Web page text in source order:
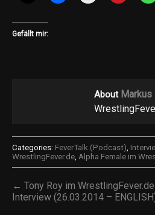
Gefällt mir:
About Markus
Categories: FeverTalk (Podcast),
WrestlingFever.de, Alpha Female im
← Tony Roy im WrestlingFever.de
Interview (26.03.2014 –